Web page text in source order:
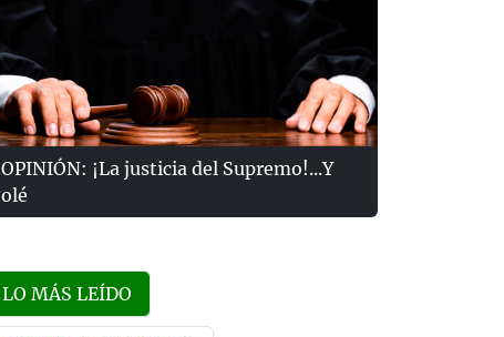
OPINIÓN: ¡La justicia del Supremo!...Y
olé
LO MÁS LEÍDO